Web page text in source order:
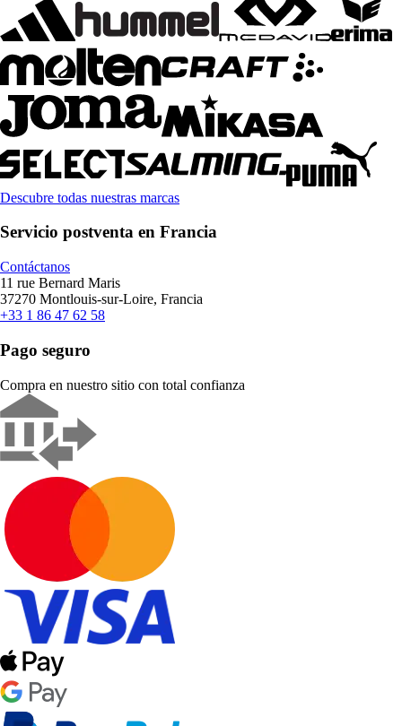
Descubre todas nuestras marcas
Servicio postventa en Francia
Contáctanos
11 rue Bernard Maris
37270 Montlouis-sur-Loire, Francia
+33 1 86 47 62 58
Pago seguro
Compra en nuestro sitio con total confianza